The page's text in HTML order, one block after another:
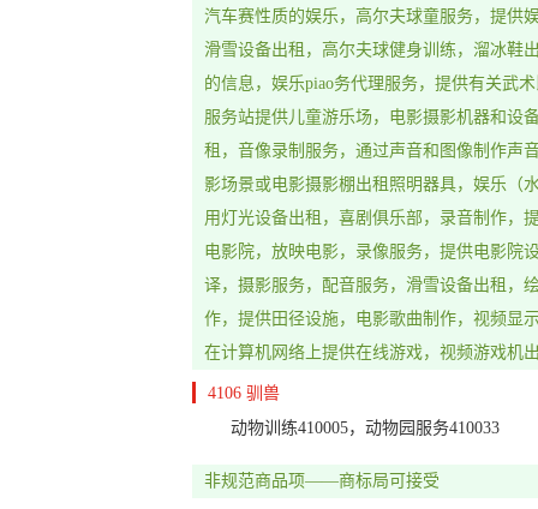
汽车赛性质的娱乐，高尔夫球童服务，提供
滑雪设备出租，高尔夫球健身训练，溜冰鞋
的信息，娱乐piao务代理服务，提供有关武
服务站提供儿童游乐场，电影摄影机器和设
租，音像录制服务，通过声音和图像制作声
影场景或电影摄影棚出租照明器具，娱乐（
用灯光设备出租，喜剧俱乐部，录音制作，
电影院，放映电影，录像服务，提供电影院
译，摄影服务，配音服务，滑雪设备出租，
作，提供田径设施，电影歌曲制作，视频显
在计算机网络上提供在线游戏，视频游戏机
4106 驯兽
动物训练410005，动物园服务410033
非规范商品项——商标局可接受